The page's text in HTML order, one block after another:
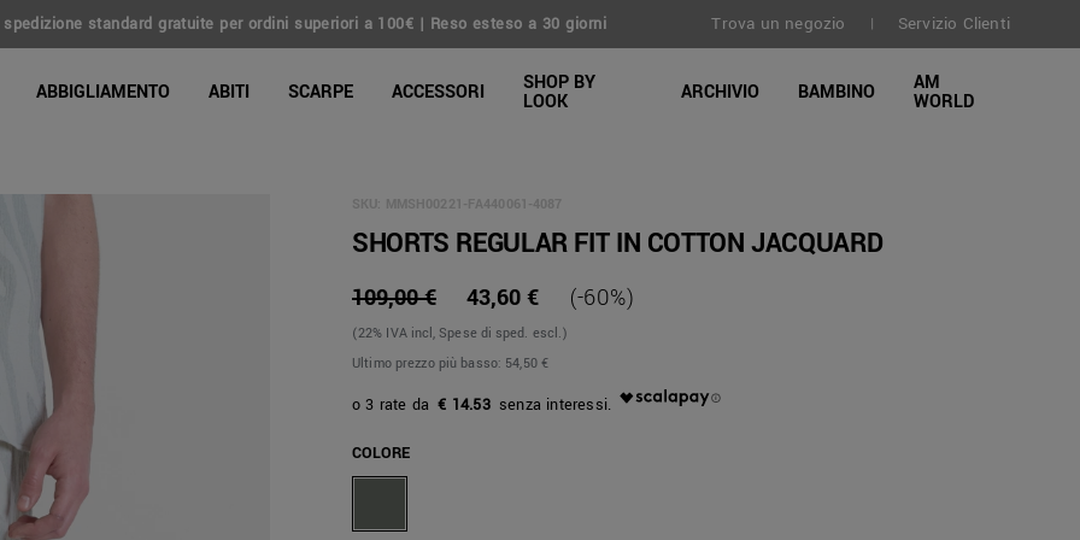
spedizione standard gratuite per ordini superiori a 100€ | Reso esteso a 30 giorni Trova un negozio | Servizio Clienti
Shop
ABBIGLIAMENTO ABITI SCARPE ACCESSORI SHOP BY
LOOK ARCHIVIO BAMBINO AM
WORLD
SKU: MMSH00221-FA440061-4087
SHORTS REGULAR FIT IN COTTON JACQUARD
109,00 € 43,60 € (-60%)
(22% IVA incl, Spese di sped. escl.)
Ultimo prezzo più basso: 54,50 €
€ 14.53
COLORE